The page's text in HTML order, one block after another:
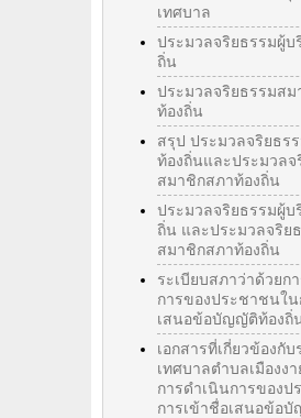
เทศบาล
ประมวลจริยธรรมผู้บ
ถิ่น
ประมวลจริยธรรมสม
ท้องถิ่น
สรุป ประมวลจริยธร
ท้องถิ่นและประมวลจ
สมาชิกสภาท้องถิ่น
ประมวลจริยธรรมผู้บ
ถิ่น และประมวลจริย
สมาชิกสภาท้องถิ่น
ระเบียบสภาว่าด้วยก
การของประชาชนใน
เสนอข้อบัญญัติท้องถิ่
เอกสารที่เกี่ยวข้องกับ
เทศบาลตำบลเมืองง
การดำเนินการของป
การเข้าชื่อเสนอข้อ